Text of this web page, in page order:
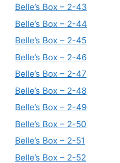
Belle’s Box – 2-43
Belle’s Box – 2-44
Belle’s Box – 2-45
Belle’s Box – 2-46
Belle’s Box – 2-47
Belle’s Box – 2-48
Belle’s Box – 2-49
Belle’s Box – 2-50
Belle’s Box – 2-51
Belle’s Box – 2-52